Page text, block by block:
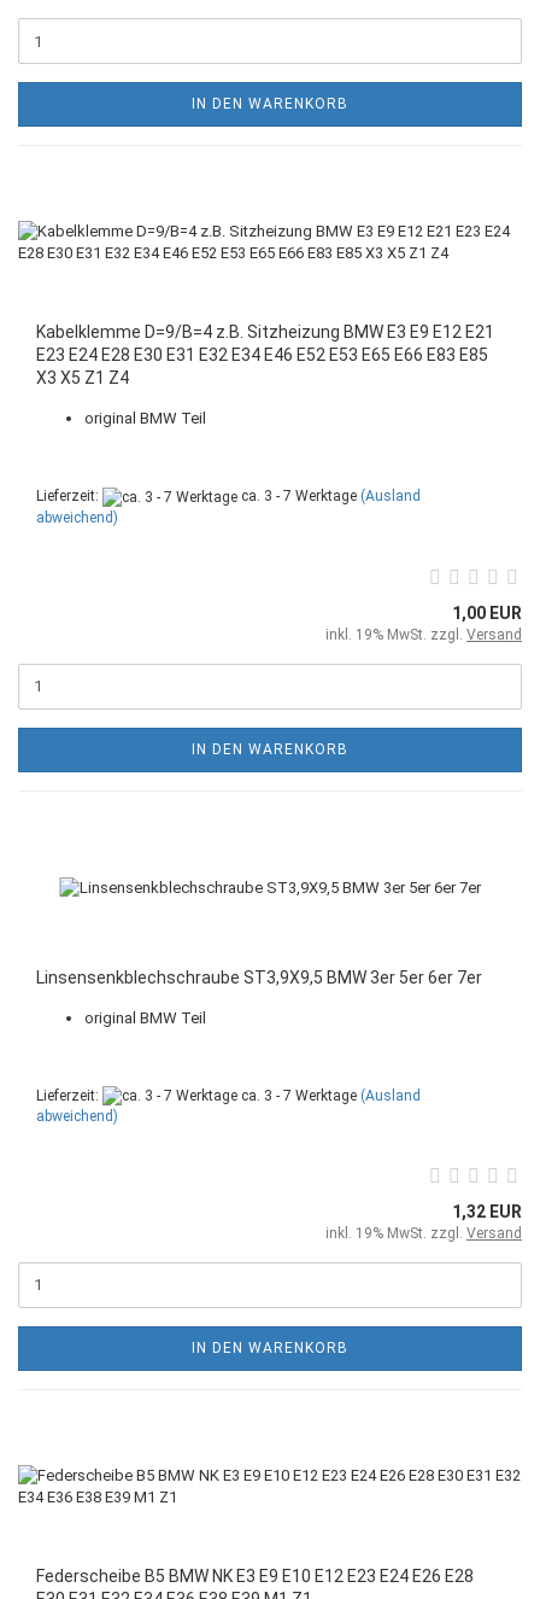
IN DEN WARENKORB
Kabelklemme D=9/B=4 z.B. Sitzheizung BMW E3 E9 E12 E21
E23 E24 E28 E30 E31 E32 E34 E46 E52 E53 E65 E66 E83 E85
X3 X5 Z1 Z4
original BMW Teil
Lieferzeit: ca. 3 - 7 Werktage (Ausland
abweichend)
1,00 EUR
inkl. 19% MwSt. zzgl. Versand
IN DEN WARENKORB
Linsensenkblechschraube ST3,9X9,5 BMW 3er 5er 6er 7er
original BMW Teil
Lieferzeit: ca. 3 - 7 Werktage (Ausland
abweichend)
1,32 EUR
inkl. 19% MwSt. zzgl. Versand
IN DEN WARENKORB
Federscheibe B5 BMW NK E3 E9 E10 E12 E23 E24 E26 E28